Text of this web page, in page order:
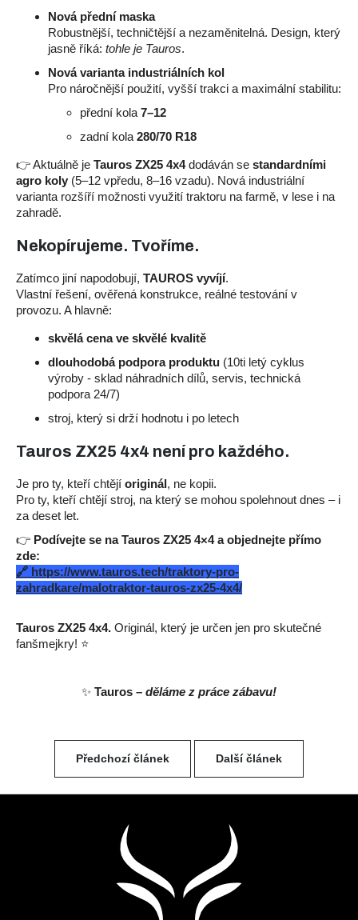
Nová přední maska
Robustnější, techničtější a nezaměnitelná. Design, který
jasně říká: tohle je Tauros.
Nová varianta industriálních kol
Pro náročnější použití, vyšší trakci a maximální stabilitu:
přední kola 7–12
zadní kola 280/70 R18
👉 Aktuálně je Tauros ZX25 4x4dodáván se standardními
agro koly (5–12 vpředu, 8–16 vzadu). Nová industriální
varianta rozšíří možnosti využití traktoru na farmě, v lese i na
zahradě.
Nekopírujeme. Tvoříme.
Zatímco jiní napodobují, TAUROS vyvíjí.
Vlastní řešení, ověřená konstrukce, reálné testování v
provozu. A hlavně:
skvělá cena ve skvělé kvalitě
dlouhodobá podpora produktu (10ti letý cyklus
výroby - sklad náhradních dílů, servis, technická
podpora 24/7)
stroj, který si drží hodnotu i po letech
Tauros ZX25 4x4 není pro každého.
Je pro ty, kteří chtějí originál, ne kopii.
Pro ty, kteří chtějí stroj, na který se mohou spolehnout dnes – i
za deset let.
👉 Podívejte se na Tauros ZX25 4×4 a objednejte přímo
zde:
🔗 https://www.tauros.tech/traktory-pro-
zahradkare/malotraktor-tauros-zx25-4x4/
Tauros ZX25 4x4. Originál, který je určen jen pro skutečné
fanšmejkry! ⭐
✨ Tauros – děláme z práce zábavu!
Předchozí článek Další článek